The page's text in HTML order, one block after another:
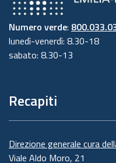
Numero verde:
lunedì-venerdì: 8.30-18
sabato: 8.30-13
Recapiti
Direzione generale cura
Viale Aldo Moro, 21